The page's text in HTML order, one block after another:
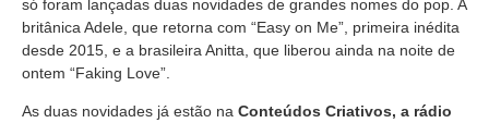
só foram lançadas duas novidades de grandes nomes do pop. A
britânica Adele, que retorna com “Easy on Me”, primeira inédita
desde 2015, e a brasileira Anitta, que liberou ainda na noite de
ontem “Faking Love”.
As duas novidades já estão na Conteúdos Criativos, a rádio